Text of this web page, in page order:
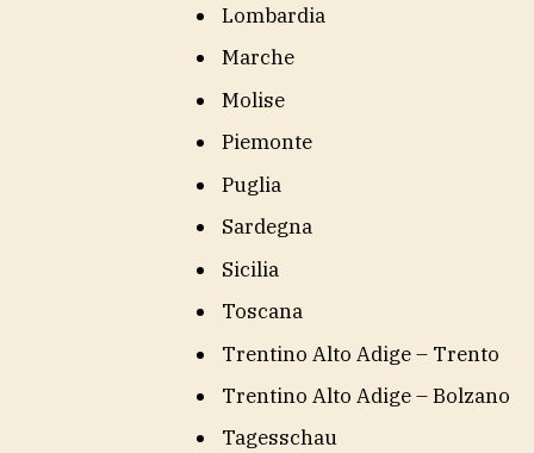
Lombardia
Marche
Molise
Piemonte
Puglia
Sardegna
Sicilia
Toscana
Trentino Alto Adige – Trento
Trentino Alto Adige – Bolzano
Tagesschau